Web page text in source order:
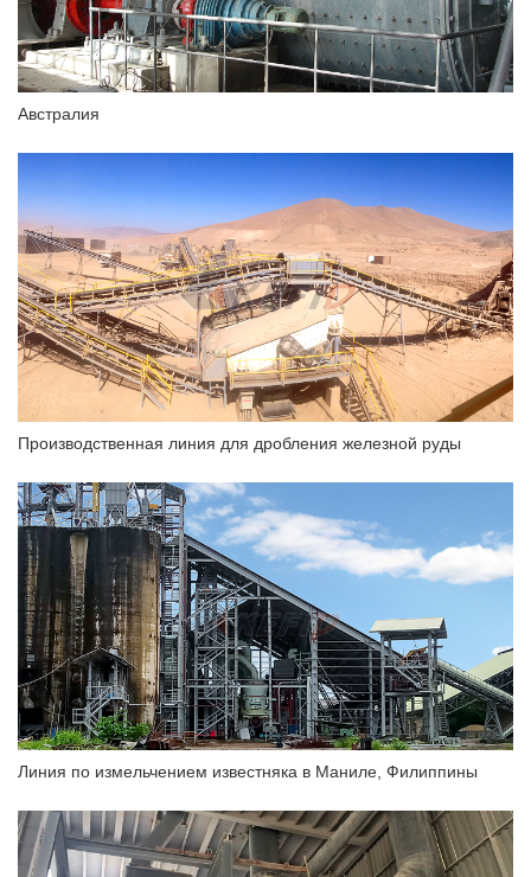
Австралия
Производственная линия для дробления железной руды
Линия по измельчением известняка в Маниле, Филиппины